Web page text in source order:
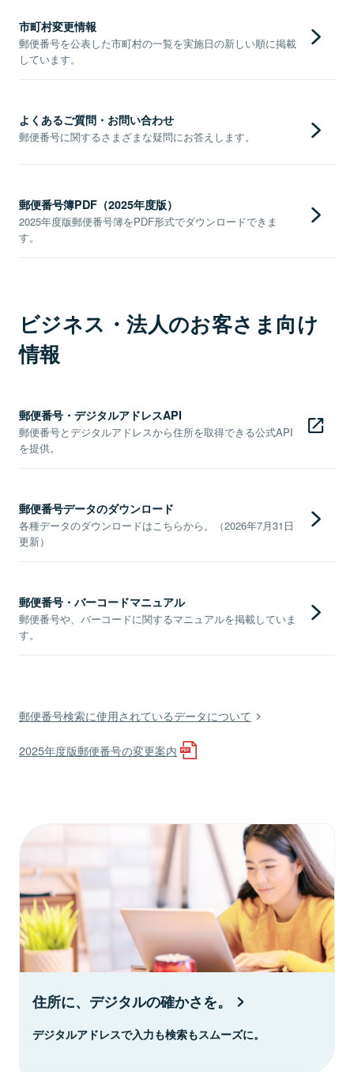
市町村変更情報
郵便番号を公表した市町村の一覧を実施日の新しい順に掲載
しています。
よくあるご質問・お問い合わせ
郵便番号に関するさまざまな疑問にお答えします。
郵便番号簿PDF（2025年度版）
2025年度版郵便番号簿をPDF形式でダウンロードできま
す。
ビジネス・法人のお客さま向け
情報
郵便番号・デジタルアドレスAPI
郵便番号とデジタルアドレスから住所を取得できる公式API
を提供。
郵便番号データのダウンロード
各種データのダウンロードはこちらから。（2026年7月31日
更新）
郵便番号・バーコードマニュアル
郵便番号や、バーコードに関するマニュアルを掲載していま
す。
郵便番号検索に使用されているデータについて
2025年度版郵便番号の変更案内
住所に、デジタルの確かさを。
デジタルアドレスで入力も検索もスムーズに。